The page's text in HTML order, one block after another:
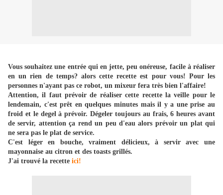
Vous souhaitez une entrée qui en jette, peu onéreuse, facile à réaliser
en un rien de temps? alors cette recette est pour vous! Pour les
personnes n'ayant pas ce robot, un mixeur fera très bien l'affaire!
Attention, il faut prévoir de réaliser cette recette la veille pour le
lendemain, c'est prêt en quelques minutes mais il y a une prise au
froid et le degel à prévoir. Dégeler toujours au frais, 6 heures avant
de servir, attention ça rend un peu d'eau alors prévoir un plat qui
ne sera pas le plat de service.
C'est léger en bouche, vraiment délicieux, à servir avec une
mayonnaise au citron et des toasts grillés.
J'ai trouvé la recette ici!